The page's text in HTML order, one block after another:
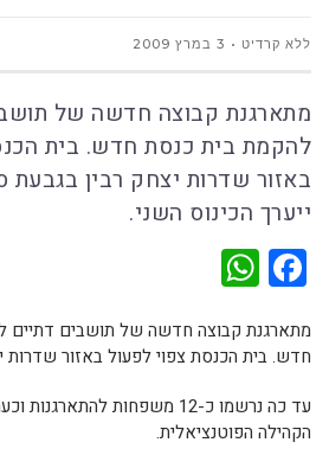
ללא קרדיט 3 במרץ 2009
מתארגנת קבוצה חדשה של
להקמת בית כנסת חדש. בית
באזור שדרות יצחק רבין בגבעת
ייערך הכינוס השני.
Facebook
מתארגנת קבוצה חדשה של תושבים דתיים
חדש. בית הכנסת צפוי לפעול באזור שדרות
עד כה נרשמו כ-12 משפחות
הקהילה הפוטנציאלית.